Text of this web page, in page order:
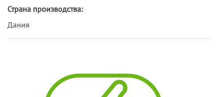
Страна производства:
Дания